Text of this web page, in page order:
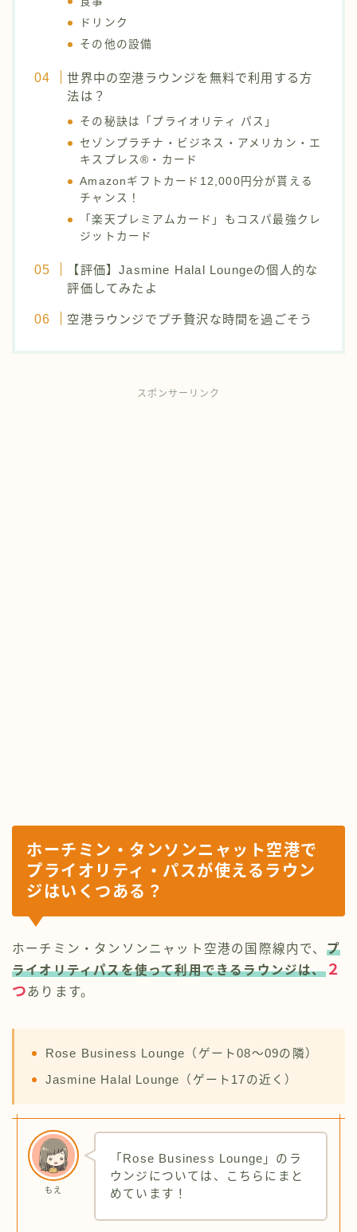
ドリンク
その他の設備
世界中の空港ラウンジを無料で利用する方
法は？
その秘訣は「プライオリティ パス」
セゾンプラチナ・ビジネス・アメリカン・エ
キスプレス®・カード
Amazonギフトカード12,000円分が貰える
チャンス！
「楽天プレミアムカード」もコスパ最強クレ
ジットカード
【評価】Jasmine Halal Loungeの個人的な
評価してみたよ
空港ラウンジでプチ贅沢な時間を過ごそう
スポンサーリンク
ホーチミン・タンソンニャット空港で
プライオリティ・パスが使えるラウン
ジはいくつある？
ホーチミン・タンソンニャット空港の国際線内で、 プ
ライオリティパスを使って利用できるラウンジは、２
つあります。
Rose Business Lounge（ゲート08～09の隣）
Jasmine Halal Lounge（ゲート17の近く）
もえ
「Rose Business Lounge」のラ
ウンジについては、こちらにまと
めています！